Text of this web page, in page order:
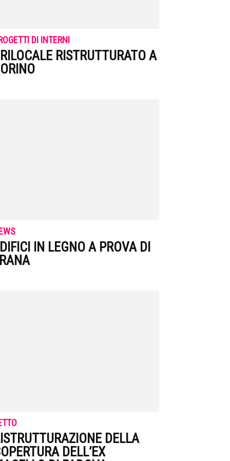
DI INTERNI
RISTRUTTURATO A
IN LEGNO A PROVA DI
DELLA
DELL’EX